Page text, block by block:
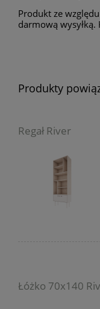
Produkt ze
darmową wysyłką.
Produkty
Regał River
Łóżko 70x140